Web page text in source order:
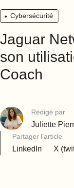
Cybersécurité
Jaguar
son
Coach
Rédigé par
Juliette
Partager l'article
LinkedIn X